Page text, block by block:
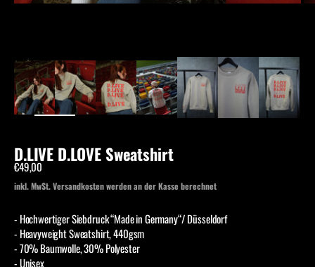
Bild
vergrößern
D.LIVE D.LOVE Sweatshirt
Angebot
€49,00
inkl. MwSt.Versandkostenwerden an der Kasse berechnet
- Hochwertiger Siebdruck “Made in Germany“/ Düsseldorf
- Heavyweight Sweatshirt, 440gsm
- 70% Baumwolle, 30% Polyester
- Unisex